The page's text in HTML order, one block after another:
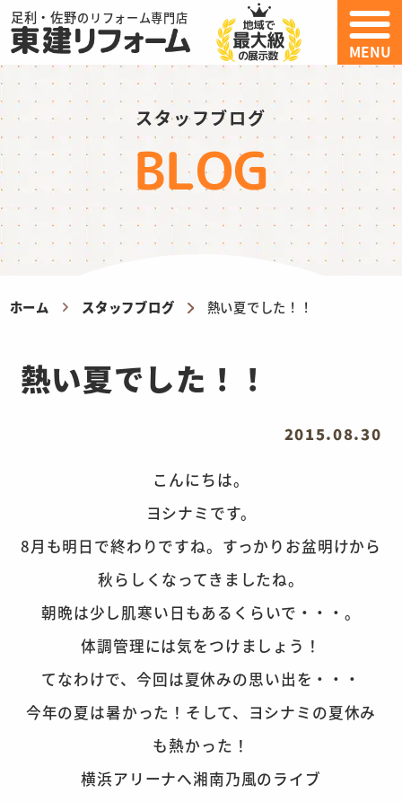
足利・佐野のリフォーム専門店
MENU
スタッフブログ
BLOG
ホーム スタッフブログ 熱い夏でした！！
熱い夏でした！！
2015.08.30
こんにちは。
ヨシナミです。
8月も明日で終わりですね。すっかりお盆明けから
秋らしくなってきましたね。
朝晩は少し肌寒い日もあるくらいで・・・。
体調管理には気をつけましょう！
てなわけで、今回は夏休みの思い出を・・・
今年の夏は暑かった！そして、ヨシナミの夏休み
も熱かった！
横浜アリーナへ湘南乃風のライブ